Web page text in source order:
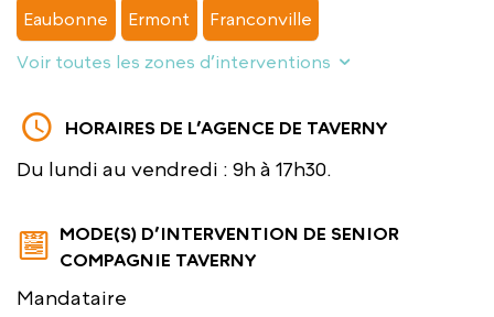
Eaubonne Ermont Franconville
Voir toutes les zones d’interventions
HORAIRES DE L’AGENCE DE TAVERNY
Du lundi au vendredi : 9h à 17h30.
MODE(S) D’INTERVENTION DE SENIOR
COMPAGNIE TAVERNY
Mandataire